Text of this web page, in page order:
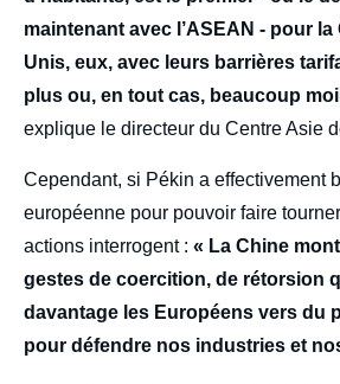
maintenant avec l’ASEAN - pour
Unis, eux, avec leurs barrières
plus ou, en tout cas, beaucoup
explique le directeur du Centre Asie
Cependant, si Pékin a effectivement
européenne pour pouvoir faire
actions interrogent : « La Chine
gestes de coercition, de rétorsion
davantage les Européens vers du
pour défendre nos industries et